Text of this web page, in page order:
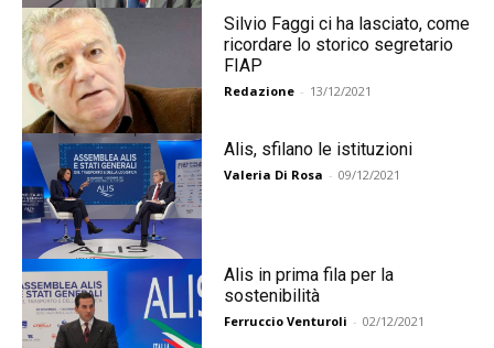
Silvio Faggi ci ha lasciato, come
ricordare lo storico segretario
FIAP
Redazione - 13/12/2021
Alis, sfilano le istituzioni
Valeria Di Rosa - 09/12/2021
Alis in prima fila per la
sostenibilità
Ferruccio Venturoli - 02/12/2021